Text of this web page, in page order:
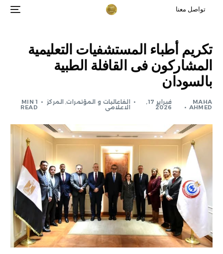
تواصل معنا
تكريم أطباء المستشفيات التعليمية
المشاركون فى القافلة الطبية
بالسودان
MAHA
AHMED
فبراير 17,
2026
الفاعاليات و المؤتمرات, المركز
الاعلامى
1 MIN
READ